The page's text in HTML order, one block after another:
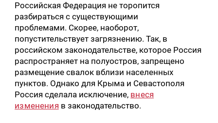
Искать:
Российская Федерация не торопится
разбираться с существующими
проблемами. Скорее, наоборот,
попустительствует загрязнению. Так, в
российском законодательстве, которое Россия
распространяет на полуостров, запрещено
размещение свалок вблизи населенных
пунктов. Однако для Крыма и Севастополя
Россия сделала исключение, внеся
изменения в законодательство.